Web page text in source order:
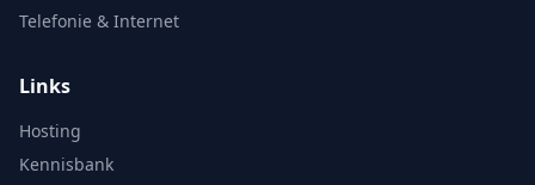
Telefonie & Internet
Links
Hosting
Kennisbank